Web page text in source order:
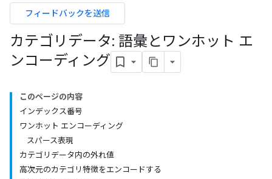
フィードバックを送信
カテゴリデータ: 語彙とワンホット エ
ンコーディング
このページの内容
インデックス番号
ワンホット エンコーディング
スパース表現
カテゴリデータ内の外れ値
高次元のカテゴリ特徴をエンコードする